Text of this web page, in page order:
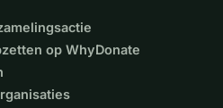
op WhyDonate